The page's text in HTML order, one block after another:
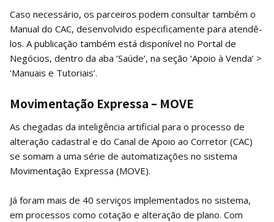
Caso necessário, os parceiros podem consultar também o
Manual do CAC, desenvolvido especificamente para atendê-
los. A publicação também está disponível no Portal de
Negócios, dentro da aba ‘Saúde’, na seção ‘Apoio à Venda’ >
‘Manuais e Tutoriais’.
Movimentação Expressa – MOVE
As chegadas da inteligência artificial para o processo de
alteração cadastral e do Canal de Apoio ao Corretor (CAC)
se somam a uma série de automatizações no sistema
Movimentação Expressa (MOVE).
Já foram mais de 40 serviços implementados no sistema,
em processos como cotação e alteração de plano. Com